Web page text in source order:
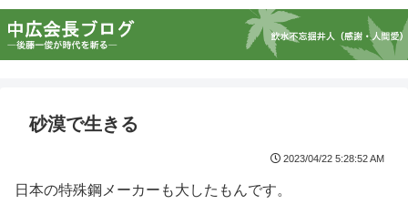
砂漠で生きる
2023/04/22 5:28:52 AM
日本の特殊鋼メーカーも大したもんです。